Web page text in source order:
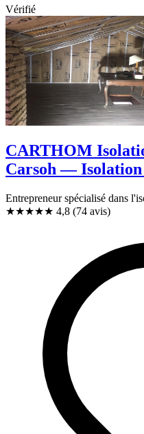
Vérifié
CARTHOM
Carsoh — Isolation
Entrepreneur spécialisé dans
★★★★★ 4,8 (74 avis)